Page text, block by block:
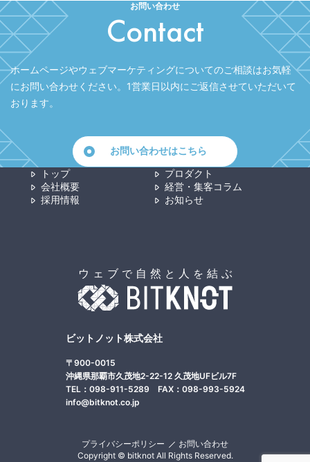
お問い合わせ
Contact
ホームページやウェブマーケティングについてのご相談はお気軽
にお問い合わせください。 1営業日以内にご返信させていただいて
おります。
お問い合わせはこちら
トップ
プロダクト
会社概要
経営・集客コラム
採用情報
お知らせ
ビットノット株式会社
〒900-0015
沖縄県那覇市久茂地2-22-12 久茂地UFビル7F
TEL：098-911-5289 FAX：098-993-5924
info@bitknot.co.jp
プライバシーポリシー
お問い合わせ
Copyright © bitknot All Rights Reserved.